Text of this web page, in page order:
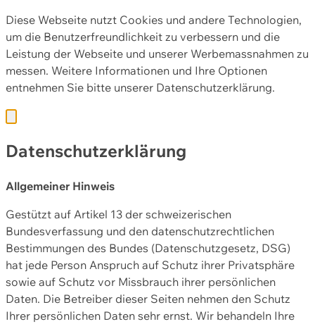
Diese Webseite nutzt Cookies und andere Technologien,
um die Benutzerfreundlichkeit zu verbessern und die
Leistung der Webseite und unserer Werbemassnahmen zu
messen. Weitere Informationen und Ihre Optionen
entnehmen Sie bitte unserer Datenschutzerklärung.
Datenschutzerklärung
Allgemeiner Hinweis
Gestützt auf Artikel 13 der schweizerischen
Bundesverfassung und den datenschutzrechtlichen
Bestimmungen des Bundes (Datenschutzgesetz, DSG)
hat jede Person Anspruch auf Schutz ihrer Privatsphäre
sowie auf Schutz vor Missbrauch ihrer persönlichen
Daten. Die Betreiber dieser Seiten nehmen den Schutz
Ihrer persönlichen Daten sehr ernst. Wir behandeln Ihre